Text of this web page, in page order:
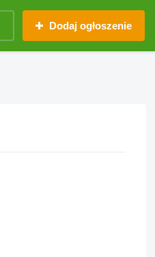
Dodaj ogłoszenie